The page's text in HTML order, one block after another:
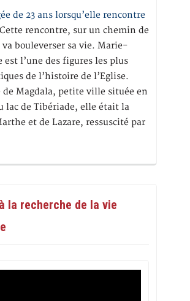
de 23 ans lorsqu’elle rencontre
Cette rencontre, sur un chemin de
bouleverser sa vie. Marie-
est l’une des figures les plus
de l’histoire de l’Eglise.
Magdala, petite ville située en
lac de Tibériade, elle était la
et de Lazare, ressuscité par
la recherche de la vie